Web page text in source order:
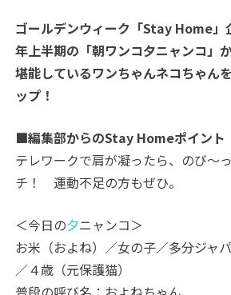
ゴールデンウィーク「Stay Home」
年上半期の「朝ワンコ夕ニャンコ」
堪能しているワンちゃんネコちゃん
ップ！
■編集部からのStay Homeポイント
テレワークで肩が凝ったら、のび～
チ！ 運動不足の方もぜひ。
＜今日の夕ニャンコ＞
お米（およね）／女の子／多分ジャ
／４歳（元保護猫）